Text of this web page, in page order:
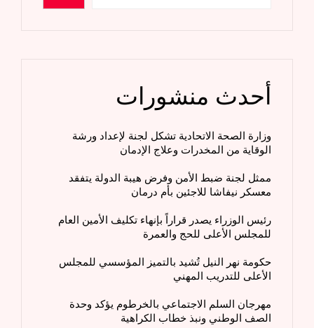
أحدث منشورات
وزارة الصحة الاتحادية تشكل لجنة لإعداد ورشة
الوقاية من المخدرات وعلاج الإدمان
ممثل لجنة ضبط الأمن وفرض هيبة الدولة يتفقد
معسكر نيفاشا للاجئين بأم درمان
رئيس الوزراء يصدر قراراً بإنهاء تكليف الأمين العام
للمجلس الأعلى للحج والعمرة
حكومة نهر النيل تُشيد بالتميز المؤسسي للمجلس
الأعلى للتدريب المهني
مهرجان السلم الاجتماعي بالخرطوم يؤكد وحدة
الصف الوطني ونبذ خطاب الكراهية